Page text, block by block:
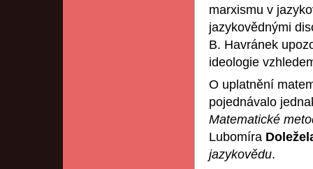
marxismu v
jazykovědnými
B. Havránek
ideologie
O uplatnění
pojednávalo
Matematické
Lubomíra
jazykovědu.